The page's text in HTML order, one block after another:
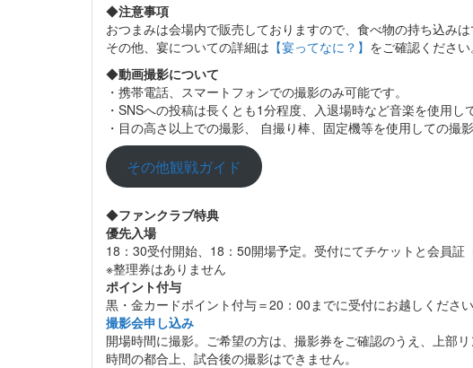
◆注意事項
おつまみは会場内で販売しておりますので、食べ物の持ち込み
その他、宴についての詳細は 【宴ってなに？】 をご確認ください。
◆動画撮影について
・携帯電話、スマートフォンでの撮影のみ可能です。
・SNSへの投稿は長くとも1分程度、入退場時など音楽を使用し
・目の高さ以上での撮影、 自撮り棒、固定機等を使用しての撮
その他観戦ガイド
◆ファンクラブ特典
優先入場
18：30受付開始、18：50開場予定。受付にてチケットと会員証
※整理券はありません
ポイント付与
黒・金カードポイント付与＝20：00までに受付にお越しください
撮影会申し込み
開場時間に撮影。ご希望の方は、撮影券をご確認のうえ、上部
時間の都合上、試合後の撮影はできません。